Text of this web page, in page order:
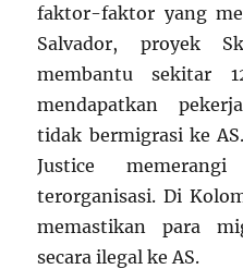
faktor-faktor yang
Salvador, proyek
membantu sekitar
mendapatkan
tidak bermigrasi ke
Justice
terorganisasi. Di
memastikan para
secara ilegal ke AS.